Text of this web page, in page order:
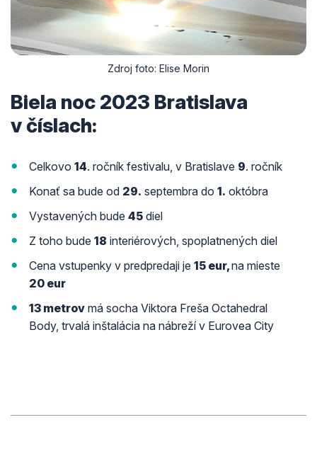
Zdroj foto: Elise Morin
Biela noc 2023 Bratislava
v číslach:
Celkovo 14. ročník festivalu, v Bratislave 9. ročník
Konať sa bude od 29. septembra do 1. októbra
Vystavených bude 45 diel
Z toho bude 18 interiérových, spoplatnených diel
Cena vstupenky v predpredaji je 15 eur,na mieste
20 eur
13 metrov má socha Viktora Freša Octahedral
Body, trvalá inštalácia na nábreží v Eurovea City